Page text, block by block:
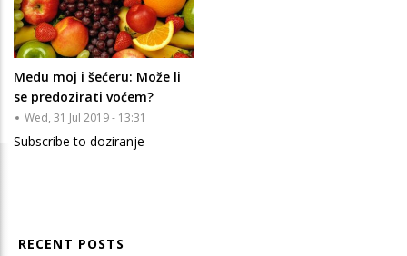
Medu moj i šećeru: Može li
se predozirati voćem?
Wed, 31 Jul 2019 - 13:31
Subscribe to doziranje
RECENT POSTS